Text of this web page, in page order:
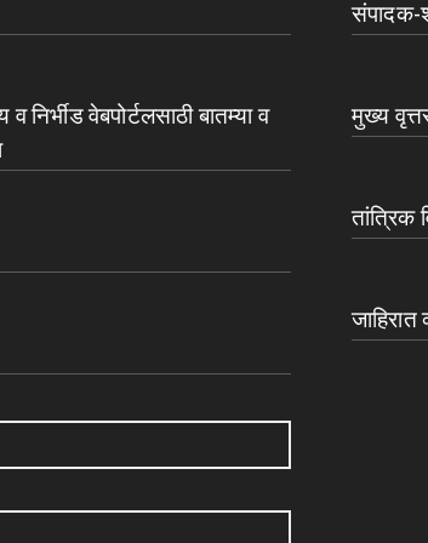
वेबपोर्टलसाठी बातम्या व
संपादक-
मुख्य